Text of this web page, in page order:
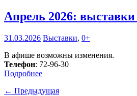
Апрель 2026: выставки
31.03.2026 Выставки, 0+
В афише возможны изменения.
Телефон: 72-96-30
Подробнее
← Предыдущая